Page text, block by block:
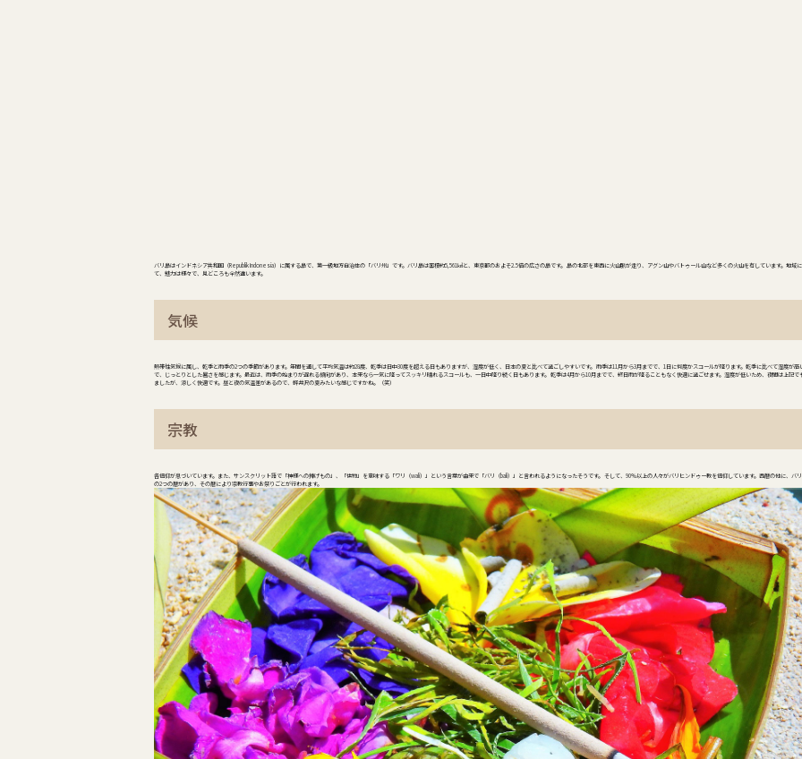
バリ島はインドネシア共和国（Republik Indonesia）に属する島で、第一級地方自治体の「バリ州」です。バリ島は面積約5,561㎢と、東京都のおよそ2.5倍の広さの島です。 島の北部を東西に火山脈が走り、アグン山やバトゥール山など多くの火山を有しています。地域
て、魅力は様々で、見どころも全然違います。
気候
熱帯性気候に属し、乾季と雨季の2つの季節があります。年間を通して平均気温は約28度、乾季は日中30度を超える日もありますが、湿度が低く、日本の夏と比べて過ごしやすいです。 雨季は11月から3月までで、1日に何度かスコールが降ります。乾季に比べて湿度が高
で、じっとりとした暑さを感じます。最近は、雨季の始まりが遅れる傾向があり、本来なら一気に降ってスッキリ晴れるスコールも、一日中降り続く日もあります。 乾季は4月から10月までで、終日雨が降ることもなく快適に過ごせます。湿度が低いため、夜間は上記で
ましたが、涼しく快適です。昼と夜の気温差があるので、軽井沢の夏みたいな感じですかね。（笑）
宗教
各信仰が息づいています。また、サンスクリット語で「神様への捧げもの」、「供物」を意味する「ワリ（wali）」という言葉が由来で「バリ（bali）」と言われるようになったそうです。 そして、90％以上の人々がバリヒンドゥー教を信仰しています。西暦の他に、バ
の2つの暦があり、その暦により宗教行事やお祭りごとが行われます。